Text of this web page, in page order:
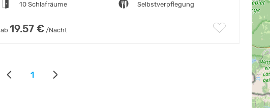
10 Schlafräume Selbstverpflegung
ab 19.57 € /Nacht
1